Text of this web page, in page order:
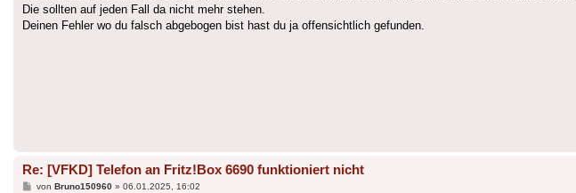
Die sollten auf jeden Fall da nicht mehr stehen.
Deinen Fehler wo du falsch abgebogen bist hast du ja offensichtlich gefunden.
Re: [VFKD] Telefon an Fritz!Box 6690 funktioniert nicht
Beitrag
von Bruno150960» 06.01.2025, 16:02